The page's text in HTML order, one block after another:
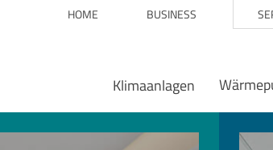
HOME BUSINESS
Klimaanlagen